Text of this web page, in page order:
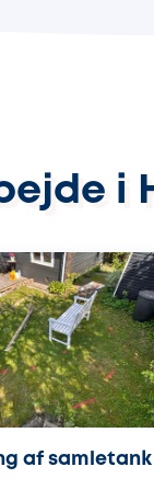
i
af samletank